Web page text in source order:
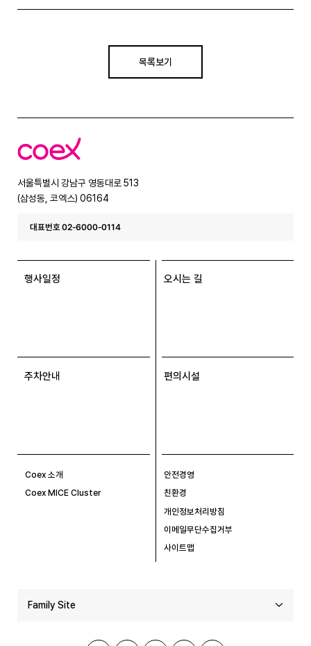
목록보기
코
엑
서울특별시 강남구 영동대로 513
(삼성동, 코엑스) 06164
대표번호 02-6000-0114
행사일정 오시는 길
주차안내 편의시설
Coex 소개
Coex MICE Cluster
안전경영
친환경
개인정보처리방침
이메일무단수집거부
사이트맵
Family Site